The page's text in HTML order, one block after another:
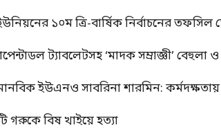
১০ম ত্রি-বার্ষিক নির্বাচনের তফসিল
ট্যাবলেটসহ ‘মাদক সম্রাজ্ঞী’ বেহুলা
মানবিক ইউএনও সাবরিনা শারমিন:
গরুকে বিষ খাইয়ে হত্যা